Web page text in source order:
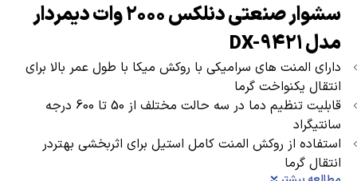
سشوار صنعتی دنلکس 2000 وات دیمردار
مدل DX-9421
دارای المنت های سرامیکی با روکش میکا با طول عمر بالا برای
انتقال یکنواخت گرما
قابلیت تنظیم دما در سه حالت مختلف از 50 تا 600 درجه
سانتیگراد
استفاده از روکش المنت کامل استیل برای اثربخشی بهتردر
انتقال گرما